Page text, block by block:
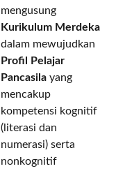
mengusung
Kurikulum Merdeka
dalam mewujudkan
Profil Pelajar
Pancasila yang
mencakup
kompetensi kognitif
(literasi dan
numerasi) serta
nonkognitif